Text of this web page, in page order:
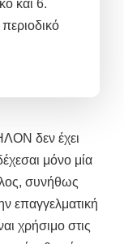
και 6.
δεν έχει
μόνο μία
συνήθως
επαγγελματική
χρήσιμο στις